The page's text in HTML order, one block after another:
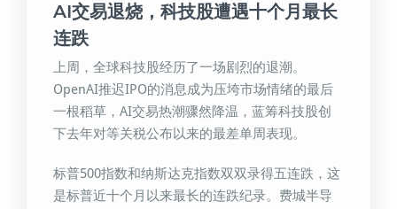
AI交易退烧，科技股遭遇十个月最长
连跌
上周，全球科技股经历了一场剧烈的退潮。
OpenAI推迟IPO的消息成为压垮市场情绪的最后
一根稻草，AI交易热潮骤然降温，蓝筹科技股创
下去年对等关税公布以来的最差单周表现。
标普500指数和纳斯达克指数双双录得五连跌，这
是标普近十个月以来最长的连跌纪录。费城半导